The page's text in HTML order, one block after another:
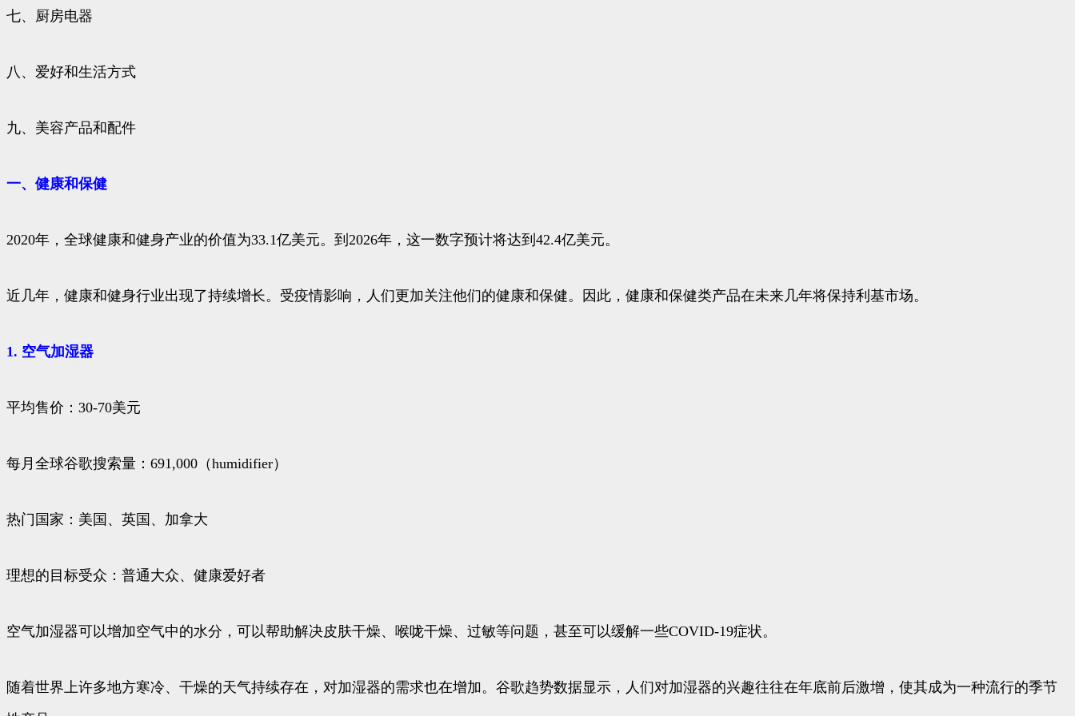
七、厨房电器
八、爱好和生活方式
九、美容产品和配件
一、健康和保健
2020年，全球健康和健身产业的价值为33.1亿美元。到2026年，这一数字预计将达到42.4亿美元。
近几年，健康和健身行业出现了持续增长。受疫情影响，人们更加关注他们的健康和保健。因此，健康和保健类产品在未来几年将保持利基市场。
1. 空气加湿器
平均售价：30-70美元
每月全球谷歌搜索量：691,000（humidifier）
热门国家：美国、英国、加拿大
理想的目标受众：普通大众、健康爱好者
空气加湿器可以增加空气中的水分，可以帮助解决皮肤干燥、喉咙干燥、过敏等问题，甚至可以缓解一些COVID-19症状。
随着世界上许多地方寒冷、干燥的天气持续存在，对加湿器的需求也在增加。谷歌趋势数据显示，人们对加湿器的兴趣往往在年底前后激增，使其成为一种流行的季节